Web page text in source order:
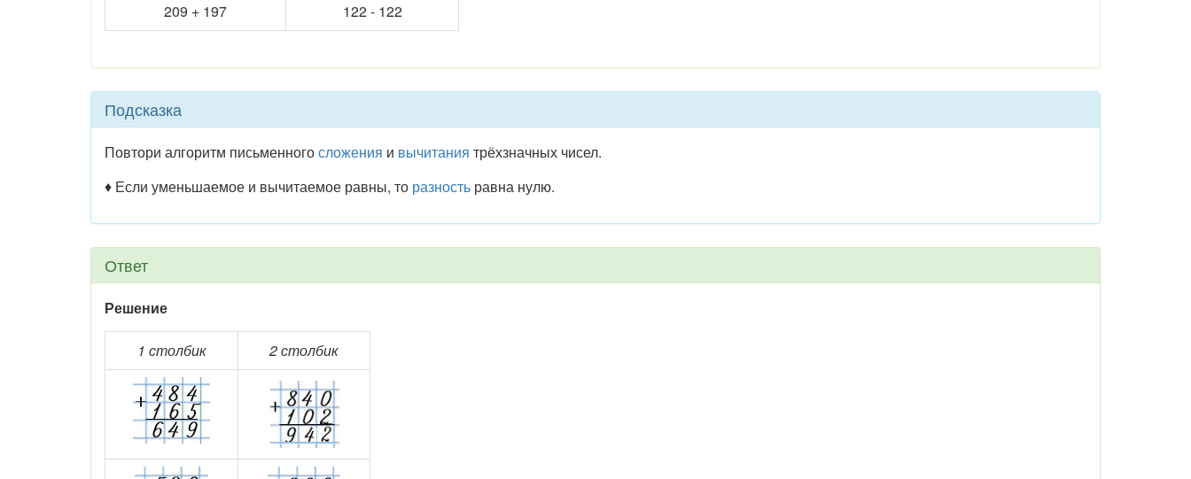
209 + 197
122 - 122
Подсказка
Повтори алгоритм письменногосложения и вычитания трёхзначных чисел.
♦ Если уменьшаемое и вычитаемое равны, то разность равна нулю.
Ответ
Решение
1 столбик 2 столбик